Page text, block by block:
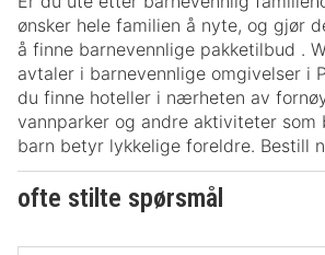
ønsker hele familien å nyte, og gjør
å finne barnevennlige pakketilbud .
avtaler i barnevennlige omgivelser i
du finne hoteller i nærheten av
vannparker og andre aktiviteter som
barn betyr lykkelige foreldre. Bestill
ofte stilte spørsmål